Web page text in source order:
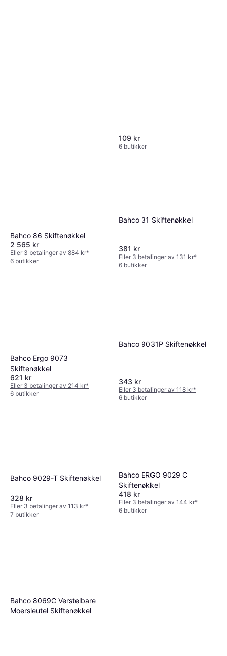
109 kr
6 butikker
Bahco 86 Skiftenøkkel
2 565 kr
Eller 3 betalinger av 884 kr*
6 butikker
Bahco 31 Skiftenøkkel
381 kr
Eller 3 betalinger av 131 kr*
6 butikker
Bahco Ergo 9073
Skiftenøkkel
621 kr
Eller 3 betalinger av 214 kr*
6 butikker
Bahco 9031P Skiftenøkkel
343 kr
Eller 3 betalinger av 118 kr*
6 butikker
Bahco 9029-T Skiftenøkkel
328 kr
Eller 3 betalinger av 113 kr*
7 butikker
Bahco ERGO 9029 C
Skiftenøkkel
418 kr
Eller 3 betalinger av 144 kr*
6 butikker
Bahco 8069C Verstelbare
Moersleutel Skiftenøkkel